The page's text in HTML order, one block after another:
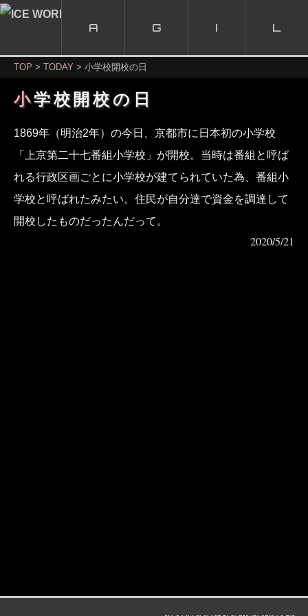
A G I L
TOP TODAY 小学校開校の日
小学校開校の日
1869年（明治2年）の今日、京都市に日本初の小学校
「上京第二十七番組小学校」が開校。当時は番組と呼ば
れる行政区画ごとに小学校が建てられていた為、番組小
学校と呼ばれたみたい。住民が自分達で資金を調達して
開校したものだったんだって。
2020/5/21